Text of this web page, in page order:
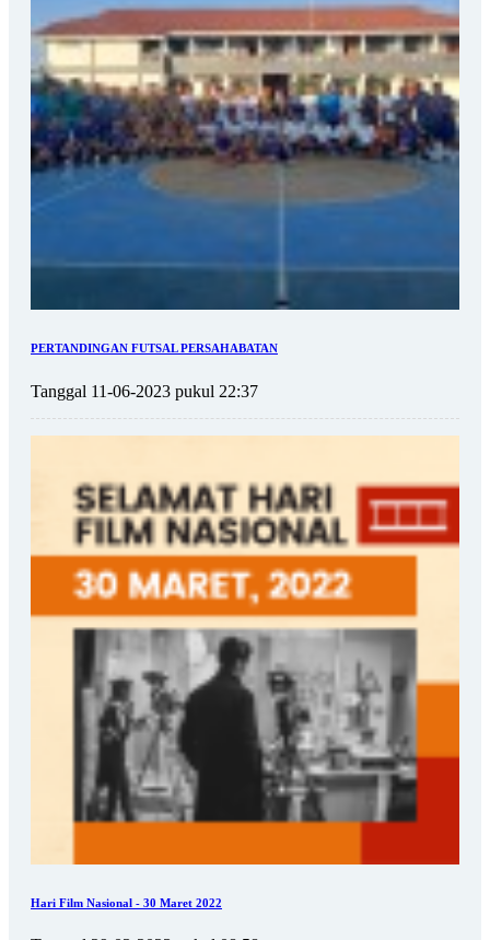
PERTANDINGAN FUTSAL PERSAHABATAN
Tanggal 11-06-2023 pukul 22:37
Hari Film Nasional - 30 Maret 2022